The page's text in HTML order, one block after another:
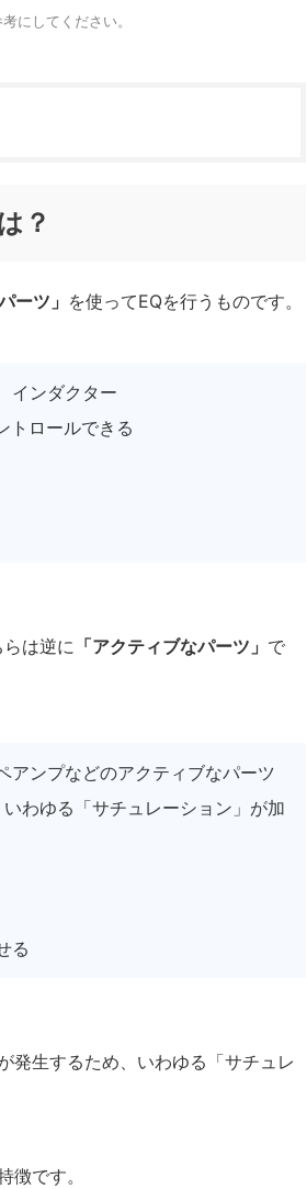
にしてください。
？
ーツ」 を使ってEQを行うものです。
インダクター
トロールできる
は逆に 「アクティブなパーツ」 で
アンプなどのアクティブなパーツ
わゆる「サチュレーション」が加
る
発生するため、いわゆる「サチュレ
徴です。